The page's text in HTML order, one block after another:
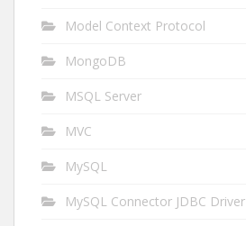
Model Context Protocol
MongoDB
MSQL Server
MVC
MySQL
MySQL Connector JDBC Driver